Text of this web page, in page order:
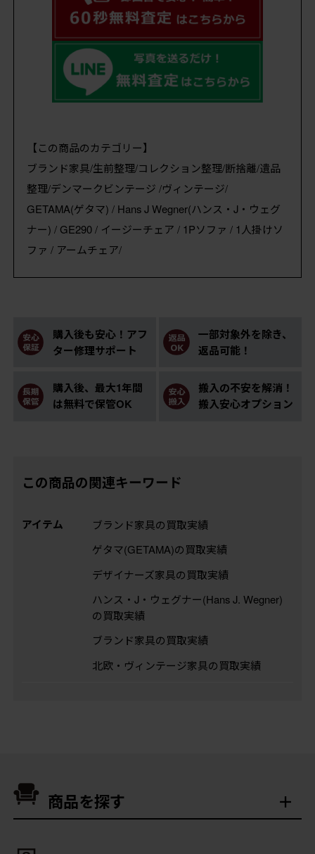
【この商品のカテゴリー】
ブランド家具/生前整理/コレクション整理/断捨離/遺品
整理/デンマークビンテージ /ヴィンテージ/
GETAMA(ゲタマ) / Hans J Wegner(ハンス・J・ウェグ
ナー) / GE290 / イージーチェア / 1Pソファ / 1人掛けソ
ファ / アームチェア/
購入後も安心！アフ
ター修理サポート
一部対象外を除き、
返品可能！
購入後、最大1年間
は無料で保管OK
搬入の不安を解消！
搬入安心オプション
この商品の関連キーワード
アイテム
ブランド家具の買取実績
ゲタマ(GETAMA)の買取実績
デザイナーズ家具の買取実績
ハンス・J・ウェグナー(Hans J. Wegner)
の買取実績
ブランド家具の買取実績
北欧・ヴィンテージ家具の買取実績
商品を探す